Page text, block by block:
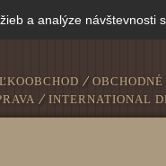
INTERNATIONAL
a analýze návštevnosti